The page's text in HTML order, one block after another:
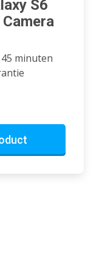
S6
minuten